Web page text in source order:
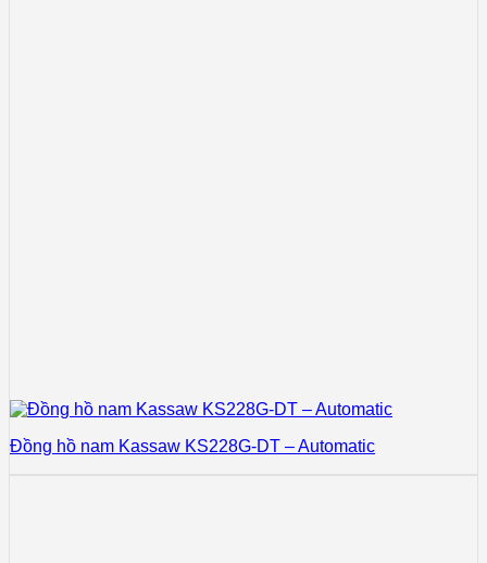
Đồng hồ nam Kassaw KS228G-DT – Automatic